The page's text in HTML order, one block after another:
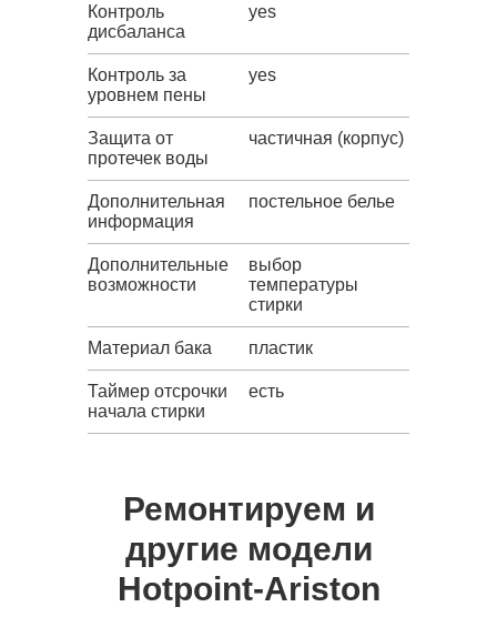
Контроль
дисбаланса
yes
Контроль за
уровнем пены
yes
Защита от
протечек воды
частичная (корпус)
Дополнительная
информация
постельное белье
Дополнительные
возможности
выбор
температуры
стирки
Материал бака пластик
Таймер отсрочки
начала стирки
есть
Ремонтируем и
другие модели
Hotpoint-Ariston